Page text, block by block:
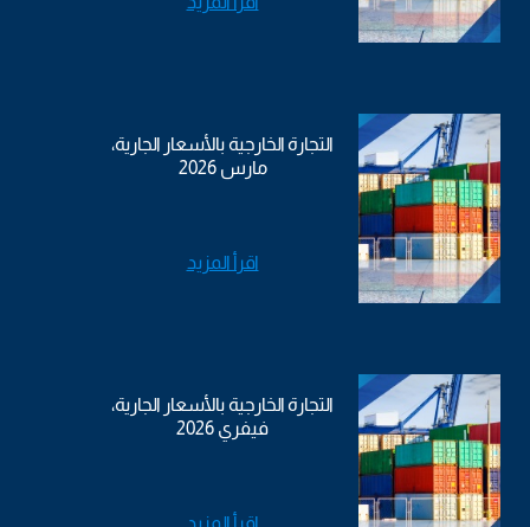
التجارة الخارجية بالأسعار الجارية،
مارس 2026
اقرأ المزيد
التجارة الخارجية بالأسعار الجارية،
فيفري 2026